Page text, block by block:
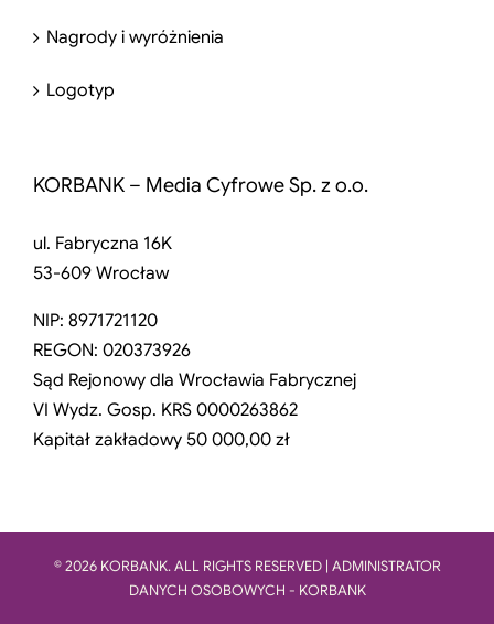
Nagrody i wyróżnienia
Logotyp
KORBANK – Media Cyfrowe Sp. z o.o.
ul. Fabryczna 16K
53-609 Wrocław
NIP: 8971721120
REGON: 020373926
Sąd Rejonowy dla Wrocławia Fabrycznej
VI Wydz. Gosp. KRS 0000263862
Kapitał zakładowy 50 000,00 zł
© 2026 KORBANK. ALL RIGHTS RESERVED | ADMINISTRATOR
DANYCH OSOBOWYCH - KORBANK